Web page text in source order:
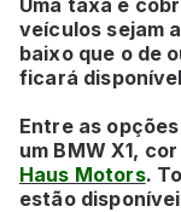
veículos sejam
baixo que o de
ficará
Entre as
um BMW X1,
Haus Motors.
estão